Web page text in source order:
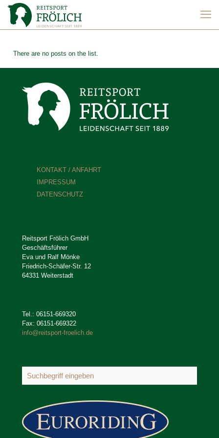
There are no posts on the list.
KONTAKT / ANFAHRT
IMPRESSUM
DATENSCHUTZ
Reitsport Frölich GmbH
Geschäftsführer
Eva und Ralf Mönke
Friedrich-Schäfer-Str. 12
64331 Weiterstadt
Tel.: 06151-669320
Fax: 06151-669322
info@reitsport-froelich.de